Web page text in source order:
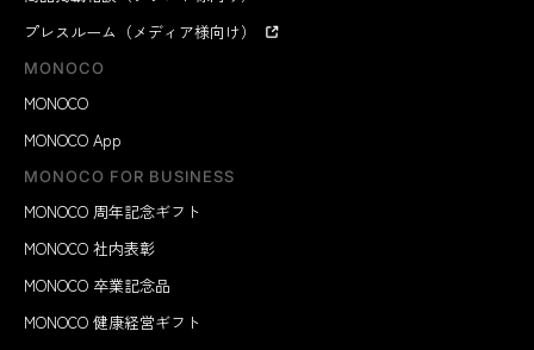
プレスルーム（メディア様向け）
MONOCO
MONOCO
MONOCO App
MONOCO FOR BUSINESS
MONOCO 周年記念ギフト
MONOCO 社内表彰
MONOCO 卒業記念品
MONOCO 健康経営ギフト